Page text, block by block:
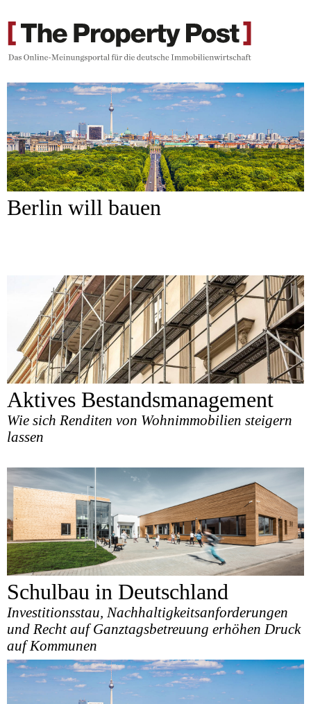
Berlin will bauen
Aktives Bestandsmanagement
Wie sich Renditen von Wohnimmobilien steigern
lassen
Schulbau in Deutschland
Investitionsstau, Nachhaltigkeitsanforderungen
und Recht auf Ganztagsbetreuung erhöhen Druck
auf Kommunen